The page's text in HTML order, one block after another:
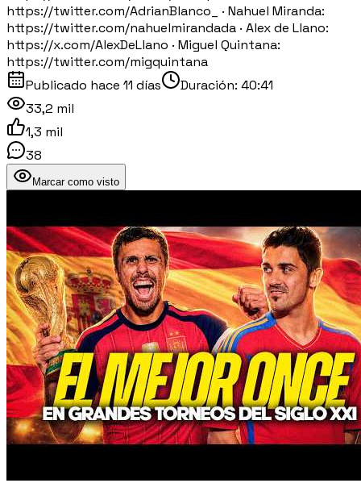
https://twitter.com/AdrianBlanco_ · Nahuel Miranda:
https://twitter.com/nahuelmirandada · Alex de Llano:
https://x.com/AlexDeLlano · Miguel Quintana:
https://twitter.com/migquintana
Publicado hace 11 días Duración: 40:41
33,2 mil
1,3 mil
38
Marcar como visto